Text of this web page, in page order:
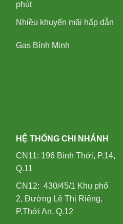
phút
Nhiều khuyến mãi hấp dẫn
Gas Bình Minh
HỆ THỐNG CHI NHÁNH
CN11: 196 Bình Thới, P.14,
Q.11
CN12: 430/45/1 Khu phố
2, Đường Lê Thị Riêng,
P.Thới An, Q.12